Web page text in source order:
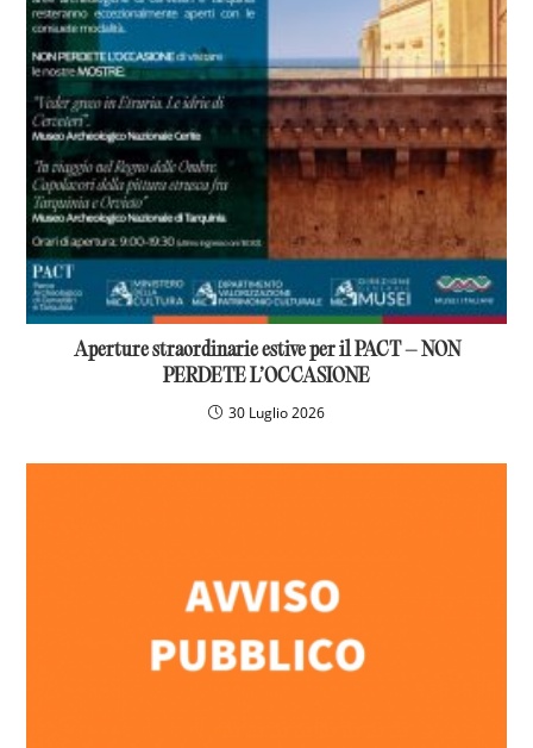
Aperture straordinarie estive per il PACT – NON
PERDETE L’OCCASIONE
30 Luglio 2026